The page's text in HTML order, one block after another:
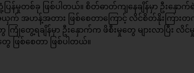
မှုတစ်ခု ဖြစ်ပါတယ်။ စိတ်ဓာတ်ကျနေချိန်မှာ ဦးနှောက်
ယှက် အဟန့်အတား ဖြစ်စေတာကြောင့် လိင်စိတ်နိုးကြား
ြုံတွေ့ရချိန်မှာ ဦးနှောက်က ဖိစီးမှုတွေ များလာပြီး လိင်
ဖြစ်စေတာ ဖြစ်ပါတယ်။